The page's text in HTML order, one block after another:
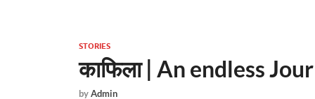
STORIES
काफिला | An endless
byAdmin